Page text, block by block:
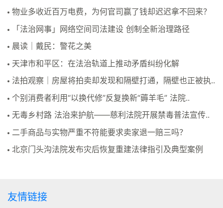
物业多收近百万电费，为何官司赢了钱却迟迟拿不回来？
「法治网事」网络空间司法建设 创制全新治理路径
晨读｜戴民：警花之美
天津市和平区：在法治轨道上推动矛盾纠纷化解
法拍观察｜房屋将拍卖却发现和隔壁打通，隔壁也正被执..
个别消费者利用“以换代修”反复换新“薅羊毛” 法院..
无毒乡村路 法治来护航——慈利法院开展禁毒普法宣传..
二手商品与实物严重不符能要求卖家退一赔三吗？
北京门头沟法院发布灾后恢复重建法律指引及典型案例
友情链接